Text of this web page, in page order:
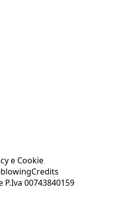
e Cookie
Credits
00743840159